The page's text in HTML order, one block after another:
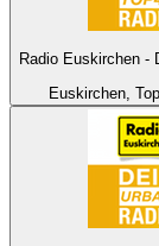
Radio Euskirchen -
Euskirchen,